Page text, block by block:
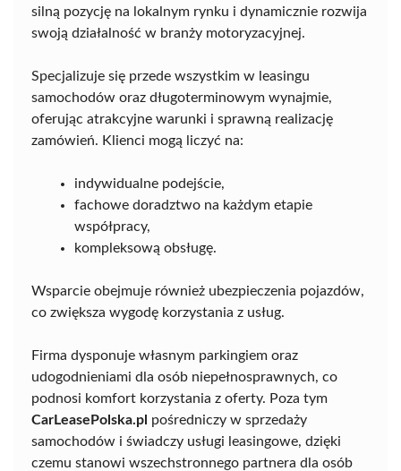
silną pozycję na lokalnym rynku i dynamicznie rozwija
swoją działalność w branży motoryzacyjnej.
Specjalizuje się przede wszystkim w leasingu
samochodów oraz długoterminowym wynajmie,
oferując atrakcyjne warunki i sprawną realizację
zamówień. Klienci mogą liczyć na:
indywidualne podejście,
fachowe doradztwo na każdym etapie
współpracy,
kompleksową obsługę.
Wsparcie obejmuje również ubezpieczenia pojazdów,
co zwiększa wygodę korzystania z usług.
Firma dysponuje własnym parkingiem oraz
udogodnieniami dla osób niepełnosprawnych, co
podnosi komfort korzystania z oferty. Poza tym
CarLeasePolska.pl pośredniczy w sprzedaży
samochodów i świadczy usługi leasingowe, dzięki
czemu stanowi wszechstronnego partnera dla osób